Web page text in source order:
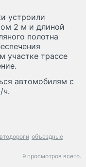
устроили
2 м и длиной
полотна
участке трассе
автомобилям с
ч.
объездные
9 просмотров всего.